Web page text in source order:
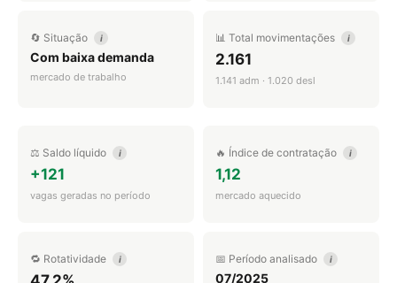
🔄 Situação i
Com baixa demanda
mercado de trabalho
📊 Total movimentações i
2.161
1.141 adm · 1.020 desl
⚖️ Saldo líquido i
+121
vagas geradas no período
🔥 Índice de contratação i
1,12
mercado aquecido
🔁 Rotatividade i 📅 Período analisado i
07/2025